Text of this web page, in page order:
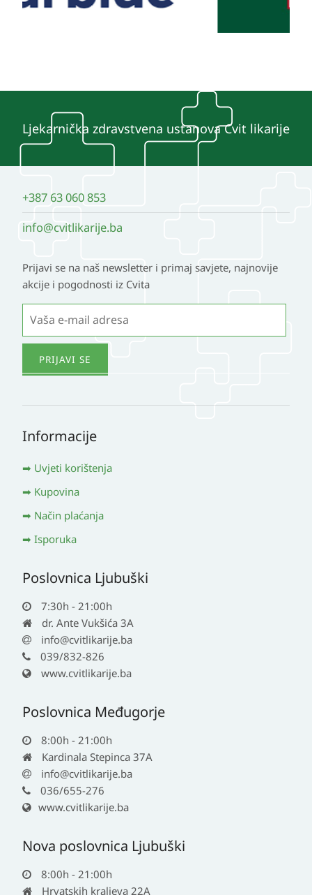
Ljekarnička zdravstvena ustanova Cvit likarije
+387 63 060 853
info@cvitlikarije.ba
Prijavi se na naš newsletter i primaj savjete, najnovije
akcije i pogodnosti iz Cvita
Informacije
Uvjeti korištenja
Kupovina
Način plaćanja
Isporuka
Poslovnica Ljubuški
7:30h - 21:00h
dr. Ante Vukšića 3A
info@cvitlikarije.ba
039/832-826
www.cvitlikarije.ba
Poslovnica Međugorje
8:00h - 21:00h
Kardinala Stepinca 37A
info@cvitlikarije.ba
036/655-276
www.cvitlikarije.ba
Nova poslovnica Ljubuški
8:00h - 21:00h
Hrvatskih kraljeva 22A